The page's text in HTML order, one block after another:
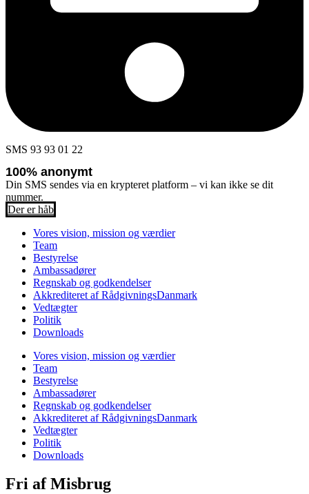
SMS 93 93 01 22
100% anonymt
Din SMS sendes via en krypteret platform – vi kan ikke se dit
nummer.
Der er håb
Vores vision, mission og værdier
Team
Bestyrelse
Ambassadører
Regnskab og godkendelser
Akkrediteret af RådgivningsDanmark
Vedtægter
Politik
Downloads
Vores vision, mission og værdier
Team
Bestyrelse
Ambassadører
Regnskab og godkendelser
Akkrediteret af RådgivningsDanmark
Vedtægter
Politik
Downloads
Fri af Misbrug